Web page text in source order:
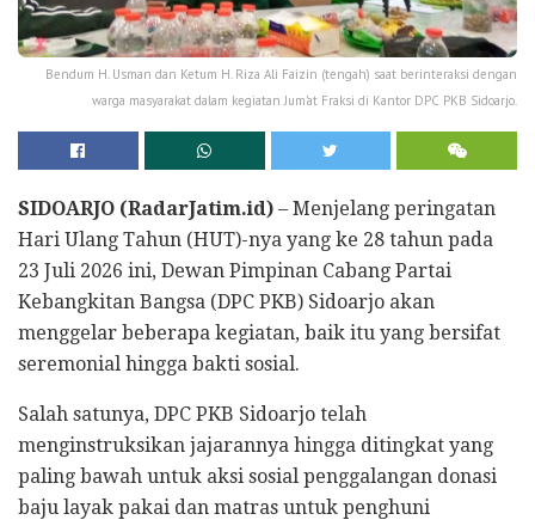
Bendum H. Usman dan Ketum H. Riza Ali Faizin (tengah) saat berinteraksi dengan
warga masyarakat dalam kegiatan Jum’at Fraksi di Kantor DPC PKB Sidoarjo.
SIDOARJO (RadarJatim.id) – Menjelang peringatan
Hari Ulang Tahun (HUT)-nya yang ke 28 tahun pada
23 Juli 2026 ini, Dewan Pimpinan Cabang Partai
Kebangkitan Bangsa (DPC PKB) Sidoarjo akan
menggelar beberapa kegiatan, baik itu yang bersifat
seremonial hingga bakti sosial.
Salah satunya, DPC PKB Sidoarjo telah
menginstruksikan jajarannya hingga ditingkat yang
paling bawah untuk aksi sosial penggalangan donasi
baju layak pakai dan matras untuk penghuni